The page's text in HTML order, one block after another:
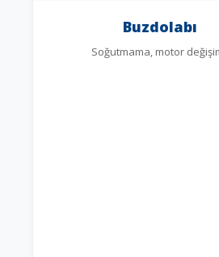
Buzdolabı
Soğutmama, motor